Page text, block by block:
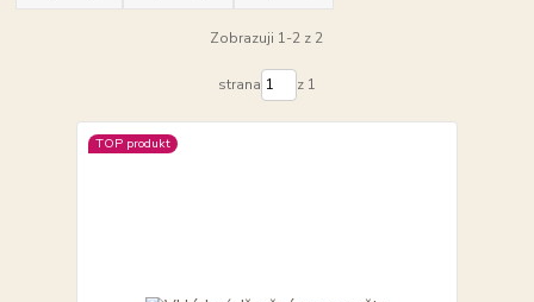
Zobrazuji 1-2 z 2
strana z 1
TOP produkt